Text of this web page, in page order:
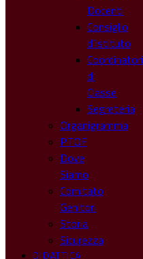
Docenti
Consiglio
d’Istituto
Coordinatori
di
Classe
Segreteria
Organigramma
PTOF
Dove
Siamo
Comitato
Genitori
Storia
Sicurezza
DIDATTICA